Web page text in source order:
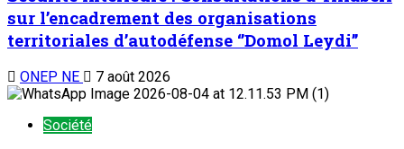
sur l’encadrement des organisations
territoriales d’autodéfense ‘’Domol Leydi’’
ONEP NE 7 août 2026
Société